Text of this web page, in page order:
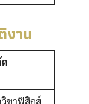
งาน
ชาฟิสิกส์